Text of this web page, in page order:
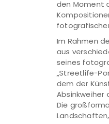
den Moment
Im Rahmen
aus
seines
„Streetlife-
dem der
Absinkweiher
Die